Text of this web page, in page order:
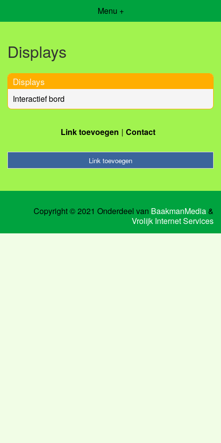
Menu +
Displays
Displays
Interactief bord
Link toevoegen Contact
Link toevoegen
Copyright © 2021 Onderdeel van BaakmanMedia &
Vrolijk Internet Services